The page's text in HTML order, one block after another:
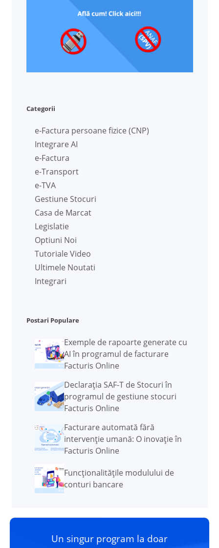
Categorii
e-Factura persoane fizice (CNP)
Integrare AI
e-Factura
e-Transport
e-TVA
Gestiune Stocuri
Casa de Marcat
Legislatie
Optiuni Noi
Tutoriale Video
Ultimele Noutati
Integrari
Postari Populare
Exemple de rapoarte generate cu
AI în programul de facturare
Facturis Online
Declarația SAF-T de Stocuri în
programul de gestiune stocuri
Facturis Online
Facturare automată fără
intervenție umană: O inovație în
Facturis Online
Funcţionalităţile modulului de
conturi bancare
Un singur program la doar